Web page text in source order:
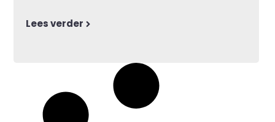
kunt aantrekken.
Lees verder